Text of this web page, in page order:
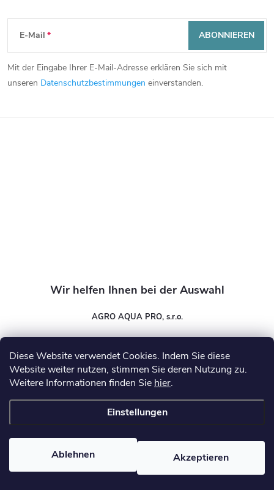
Diese Website verwendet Cookies. Indem Sie diese
Website weiter nutzen, stimmen Sie deren Nutzung zu.
Weitere Informationen finden Sie hier.
Einstellungen
Ablehnen Akzeptieren
F
u
ß
z
E-Mail
Mit der Eingabe Ihrer E-Mail-Adresse erklären Sie sich mit
unseren Datenschutzbestimmungen einverstanden.
ABONNIEREN
AGRO AQUA PRO, s.r.o.
Informationen für Sie
Wasser-Expert. Alle Rechte vorbehalten.